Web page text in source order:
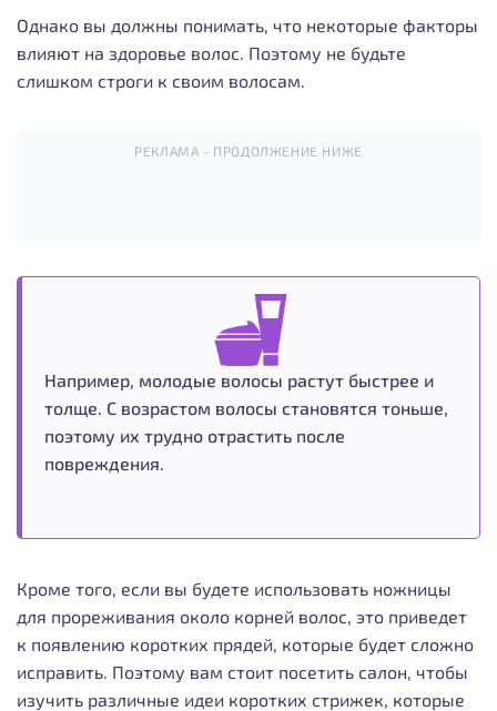
Однако вы должны понимать, что некоторые факторы
влияют на здоровье волос. Поэтому не будьте
слишком строги к своим волосам.
РЕКЛАМА - ПРОДОЛЖЕНИЕ НИЖЕ
Например, молодые волосы растут быстрее и
толще. С возрастом волосы становятся тоньше,
поэтому их трудно отрастить после
повреждения.
Кроме того, если вы будете использовать ножницы
для прореживания около корней волос, это приведет
к появлению коротких прядей, которые будет сложно
исправить. Поэтому вам стоит посетить салон, чтобы
изучить различные идеи коротких стрижек, которые